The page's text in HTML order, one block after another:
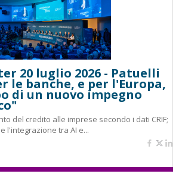
20 luglio 2026 - Patuelli
le banche, e per l'Europa,
di un nuovo impegno
del credito alle imprese secondo i dati CRIF;
l'integrazione tra AI e...